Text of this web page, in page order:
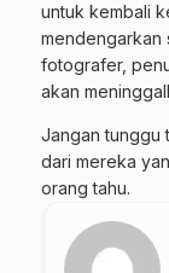
untuk kembali
mendengarkan
fotografer,
akan
Jangan tunggu
dari mereka
orang tahu.